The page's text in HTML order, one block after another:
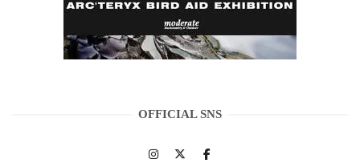
OFFICIAL SNS